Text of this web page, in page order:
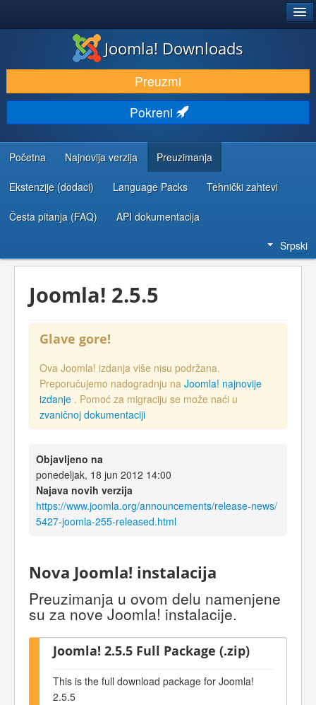
PREUZIMANJE I PROŠIRENJA (EKSTENZIJE)
OTKRIJTE I NAUČITE
ZAJEDNICA I PODRŠKA
RESURSI ZA RAZVOJ
Joomla! Downloads
Preuzmi
Pokreni
Početna Najnovija verzija Preuzimanja
Ekstenzije (dodaci) Language Packs Tehnički zahtevi
Česta pitanja (FAQ) API dokumentacija
Srpski
Joomla! 2.5.5
Glave gore!
Ova Joomla! izdanja više nisu podržana.
Preporučujemo nadogradnju na Joomla! najnovije
izdanje . Pomoć za migraciju se može naći u
zvaničnoj dokumentaciji
Objavljeno na
ponedeljak, 18 jun 2012 14:00
Najava novih verzija
https://www.joomla.org/announcements/release-news/
5427-joomla-255-released.html
Nova Joomla! instalacija
Preuzimanja u ovom delu namenjene
su za nove Joomla! instalacije.
Joomla! 2.5.5 Full Package (.zip)
This is the full download package for Joomla!
2.5.5